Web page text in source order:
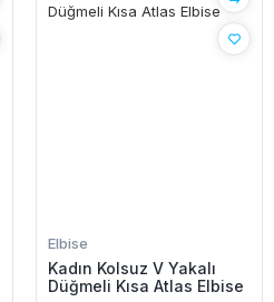
Elbise
Kadın Kolsuz V Yakalı
Düğmeli Kısa Atlas Elbise